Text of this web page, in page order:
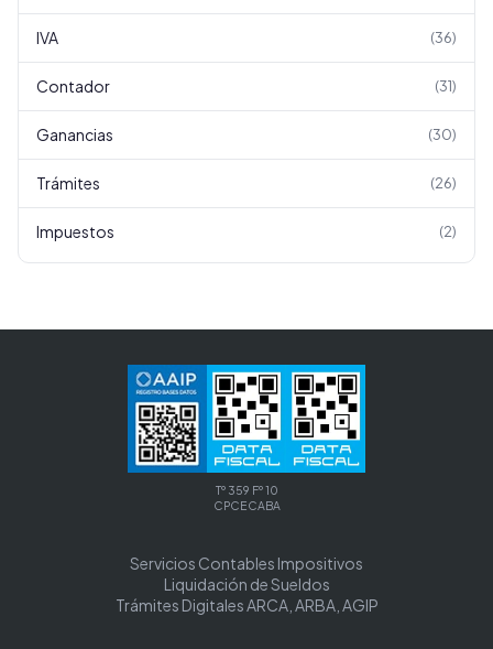
IVA (36)
Contador (31)
Ganancias (30)
Trámites (26)
Impuestos (2)
Tº 359 Fº 10
CPCECABA
Servicios Contables Impositivos
Liquidación de Sueldos
Trámites Digitales ARCA, ARBA, AGIP